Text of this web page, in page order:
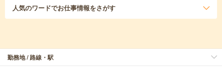
人気のワードでお仕事情報をさがす
勤務地 / 路線・駅